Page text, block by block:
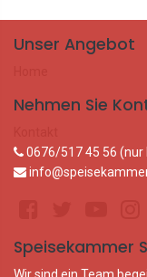
Unser Angebot
Nehmen Sie
0676/517 45 56 (nur
Speisekammer